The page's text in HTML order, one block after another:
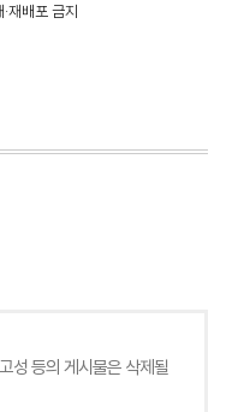
재배포 금지